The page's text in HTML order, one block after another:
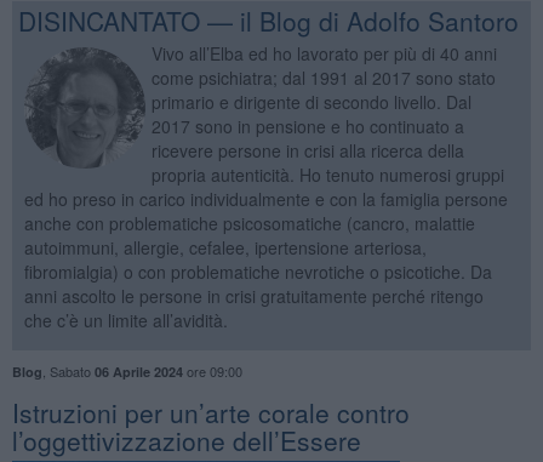
DISINCANTATO — il Blog di Adolfo Santoro
Vivo all’Elba ed ho lavorato per più di 40 anni
come psichiatra; dal 1991 al 2017 sono stato
primario e dirigente di secondo livello. Dal
2017 sono in pensione e ho continuato a
ricevere persone in crisi alla ricerca della
propria autenticità. Ho tenuto numerosi gruppi
ed ho preso in carico individualmente e con la famiglia persone
anche con problematiche psicosomatiche (cancro, malattie
autoimmuni, allergie, cefalee, ipertensione arteriosa,
fibromialgia) o con problematiche nevrotiche o psicotiche. Da
anni ascolto le persone in crisi gratuitamente perché ritengo
che c’è un limite all’avidità.
Blog Sabato 06 Aprile 2024ore 09:00
Istruzioni per un’arte corale contro
l’oggettivizzazione dell’Essere